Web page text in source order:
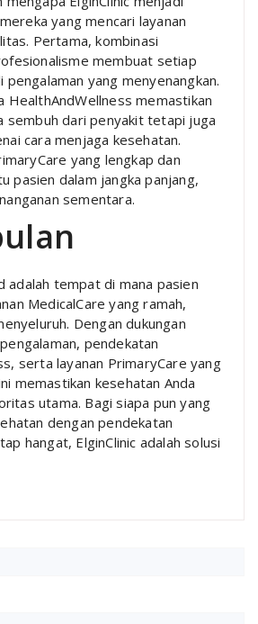
yang mencari layanan
Pertama, kombinasi
membuat setiap
pengalaman yang menyenangkan.
HealthAndWellness memastikan
sembuh dari penyakit tetapi juga
cara menjaga kesehatan.
yang lengkap dan
pasien dalam jangka panjang,
sementara.
adalah tempat di mana pasien
MedicalCare yang ramah,
Dengan dukungan
pendekatan
serta layanan PrimaryCare yang
memastikan kesehatan Anda
utama. Bagi siapa pun yang
dengan pendekatan
hangat, ElginClinic adalah solusi